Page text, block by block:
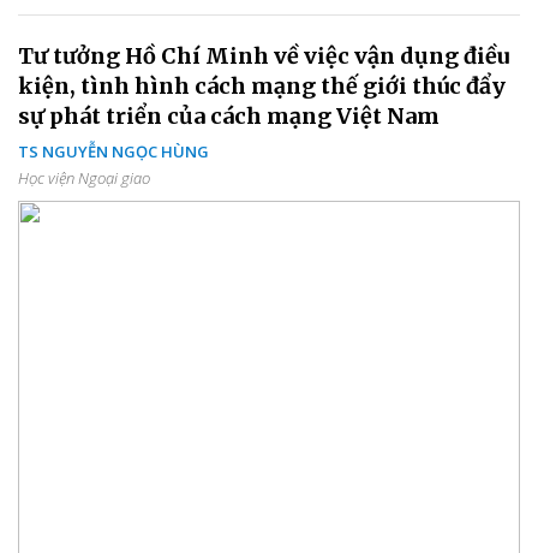
Tư tưởng Hồ Chí Minh về việc vận dụng điều
kiện, tình hình cách mạng thế giới thúc đẩy
sự phát triển của cách mạng Việt Nam
TS NGUYỄN NGỌC HÙNG
Học viện Ngoại giao